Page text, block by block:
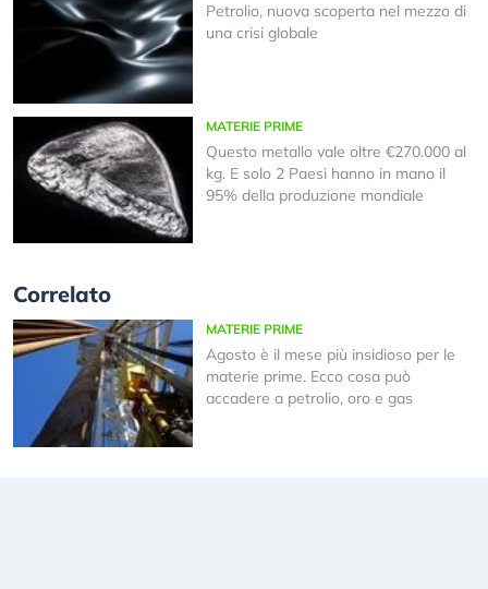
Petrolio, nuova scoperta nel mezzo di
una crisi globale
MATERIE PRIME
Questo metallo vale oltre €270.000 al
kg. E solo 2 Paesi hanno in mano il
95% della produzione mondiale
Correlato
MATERIE PRIME
Agosto è il mese più insidioso per le
materie prime. Ecco cosa può
accadere a petrolio, oro e gas